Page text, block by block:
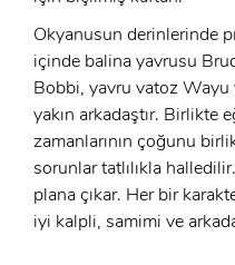
Okyanusun derinlerinde
içinde balina yavrusu
Bobbi, yavru vatoz
yakın arkadaştır. Birlikte
zamanlarının çoğunu
sorunlar tatlılıkla
plana çıkar. Her bir
iyi kalpli, samimi ve